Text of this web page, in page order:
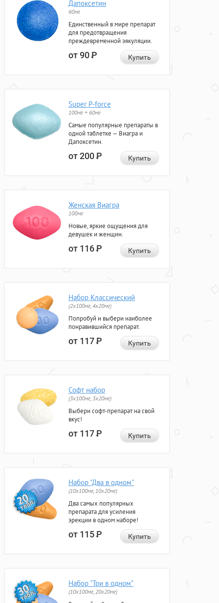
Дапоксетин
60мг
Единственный в мире препарат
для предотвращения
преждевременной эякуляции.
от 90Р Купить
Super P-force
100мг + 60мг
Самые популярные препараты в
одной таблетке — Виагра и
Дапоксетин.
от 200Р Купить
Женская Виагра
100мг
Новые, яркие ощущения для
девушек и женщин.
от 116Р Купить
Набор Классический
(2x100мг, 4x20мг)
Попробуй и выбери наиболее
понравившийся препарат.
от 117Р Купить
Софт набор
(3x100мг, 3x20мг)
Выбери софт-препарат на свой
вкус!
от 117Р Купить
Набор "Два в одном"
(10x100мг, 10x20мг)
Два самых популярных
препарата для усиления
эрекции в одном наборе!
от 115Р Купить
Набор "Три в одном"
(10x100мг, 20x20мг)